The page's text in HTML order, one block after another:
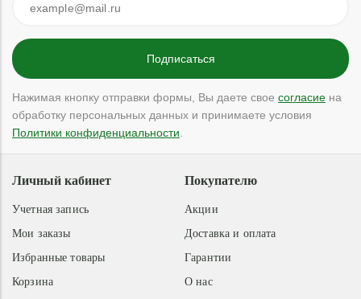
Нажимая кнопку отправки формы, Вы даете свое согласие на
обработку персональных данных и принимаете условия
Политики конфиденциальности
Покупателю
Акции
Доставка и оплата
Гарантии
О нас
Личный кабинет
Учетная запись
Мои заказы
Избранные товары
Корзина